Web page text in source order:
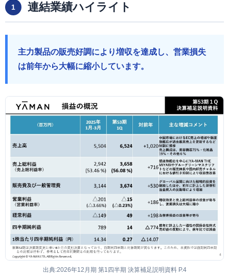
1 連結業績ハイライト
主力製品の販売好調により増収を達成し、営業損失
は前年から大幅に縮小しています。
出典:2026年12月期 第1四半期 決算補足説明資料 P.4